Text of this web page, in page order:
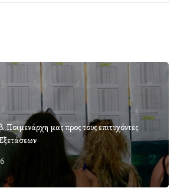
Ποιμενάρχη μας προς τους επιτυχόντες